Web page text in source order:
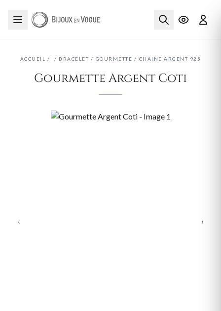
ACCUEIL / / BRACELET / GOURMETTE / CHAINE ARGENT 925
Gourmette Argent Coti
‹ ›